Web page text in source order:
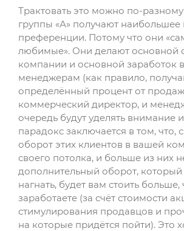
Трактовать это можно по-
группы «А» получают
преференции. Потому что они
любимые». Они делают основной
компании и основной заработок
менеджерам (как правило,
определённый процент от
коммерческий директор, и
очередь будут уделять внимание
парадокс заключается в том, что,
оборот этих клиентов в вашей
своего потолка, и больше из них
дополнительный оборот,
нагнать, будет вам стоить
заработаете (за счёт стоимости
стимулирования продавцов и
на которые придётся пойти). Это